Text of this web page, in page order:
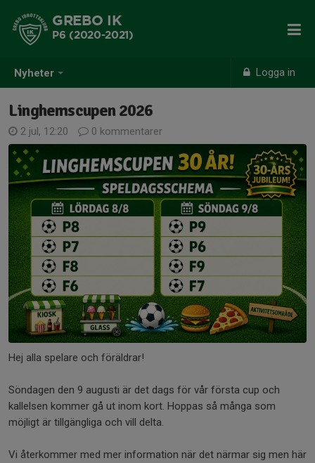
Nyheter Logga in
GREBO IK
P6 (2020-2021)
Linghemscupen 2026
2 jul, 12:20 0 kommentarer
Hej alla spelare och föräldrar!
Söndagen den 9 augusti är det dags för vår första cup och
kallelsen kommer gå ut inom kort. Hoppas så många som
möjligt är tillgängliga och vill delta.
Vi återkommer med mer information när det närmar sig men här